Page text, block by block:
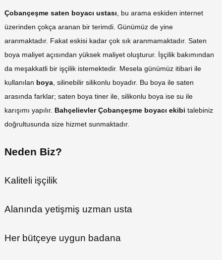
Çobançeşme saten boyacı ustası , bu arama eskiden internet
üzerinden çokça aranan bir terimdi. Günümüz de yine
aranmaktadır. Fakat eskisi kadar çok sık aranmamaktadır. Saten
boya maliyet açısından yüksek maliyet oluşturur. İşçilik bakımından
da meşakkatli bir işçilik istemektedir. Mesela günümüz itibari ile
kullanılan boya , silinebilir silikonlu boyadır. Bu boya ile saten
arasında farklar; saten boya tiner ile, silikonlu boya ise su ile
karışımı yapılır. Bahçelievler Çobançeşme boyacı ekibi talebiniz
doğrultusunda size hizmet sunmaktadır.
Neden Biz?
Kaliteli işçilik
Alanında yetişmiş uzman usta
Her bütçeye uygun badana